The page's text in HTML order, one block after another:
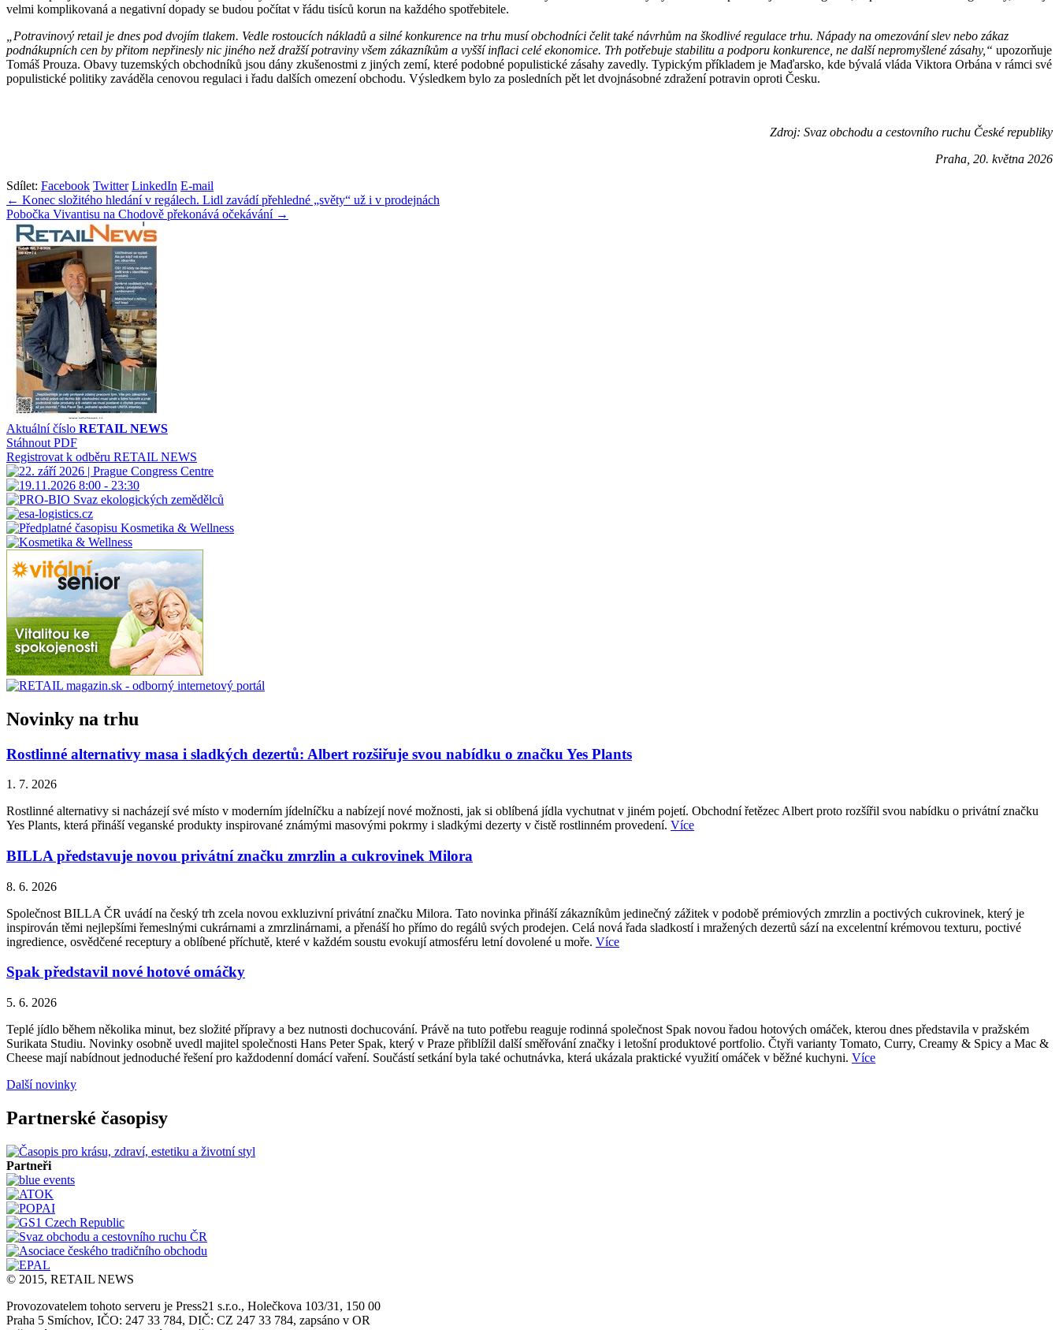
velmi komplikovaná a negativní dopady se budou počítat v řádu tisíců korun na každého spotřebitele.
„Potravinový retail je dnes pod dvojím tlakem. Vedle rostoucích nákladů a silné konkurence na trhu musí obchodníci čelit také návrhům na škodlivé regulace trhu. Nápady na omezování slev nebo zákaz
podnákupních cen by přitom nepřinesly nic jiného než dražší potraviny všem zákazníkům a vyšší inflaci celé ekonomice. Trh potřebuje stabilitu a podporu konkurence, ne další nepromyšlené zásahy,“ upozorňuje
Tomáš Prouza. Obavy tuzemských obchodníků jsou dány zkušenostmi z jiných zemí, které podobné populistické zásahy zavedly. Typickým příkladem je Maďarsko, kde bývalá vláda Viktora Orbána v rámci své
populistické politiky zaváděla cenovou regulaci i řadu dalších omezení obchodu. Výsledkem bylo za posledních pět let dvojnásobné zdražení potravin oproti Česku.
Zdroj: Svaz obchodu a cestovního ruchu České republiky
Praha, 20. května 2026
Sdílet: Facebook Twitter LinkedIn E-mail
Navigace
pro
příspěvek
← Konec složitého hledání v regálech. Lidl zavádí přehledné „světy“ už i v prodejnách
Pobočka Vivantisu na Chodově překonává očekávání →
Aktuální číslo RETAIL NEWS
Stáhnout PDF
Registrovat k odběru RETAIL NEWS
Novinky na trhu
Rostlinné alternativy masa i sladkých dezertů: Albert rozšiřuje svou nabídku o značku Yes Plants
1. 7. 2026
Rostlinné alternativy si nacházejí své místo v moderním jídelníčku a nabízejí nové možnosti, jak si oblíbená jídla vychutnat v jiném pojetí. Obchodní řetězec Albert proto rozšířil svou nabídku o privátní značku
Yes Plants, která přináší veganské produkty inspirované známými masovými pokrmy i sladkými dezerty v čistě rostlinném provedení. Více
BILLA představuje novou privátní značku zmrzlin a cukrovinek Milora
8. 6. 2026
Společnost BILLA ČR uvádí na český trh zcela novou exkluzivní privátní značku Milora. Tato novinka přináší zákazníkům jedinečný zážitek v podobě prémiových zmrzlin a poctivých cukrovinek, který je
inspirován těmi nejlepšími řemeslnými cukrárnami a zmrzlinárnami, a přenáší ho přímo do regálů svých prodejen. Celá nová řada sladkostí i mražených dezertů sází na excelentní krémovou texturu, poctivé
ingredience, osvědčené receptury a oblíbené příchutě, které v každém soustu evokují atmosféru letní dovolené u moře. Více
Spak představil nové hotové omáčky
5. 6. 2026
Teplé jídlo během několika minut, bez složité přípravy a bez nutnosti dochucování. Právě na tuto potřebu reaguje rodinná společnost Spak novou řadou hotových omáček, kterou dnes představila v pražském
Surikata Studiu. Novinky osobně uvedl majitel společnosti Hans Peter Spak, který v Praze přiblížil další směřování značky i letošní produktové portfolio. Čtyři varianty Tomato, Curry, Creamy & Spicy a Mac &
Cheese mají nabídnout jednoduché řešení pro každodenní domácí vaření. Součástí setkání byla také ochutnávka, která ukázala praktické využití omáček v běžné kuchyni. Více
Další novinky
Partnerské časopisy
Partneři
© 2015, RETAIL NEWS
Provozovatelem tohoto serveru je Press21 s.r.o., Holečkova 103/31, 150 00
Praha 5 Smíchov, IČO: 247 33 784, DIČ: CZ 247 33 784, zapsáno v OR